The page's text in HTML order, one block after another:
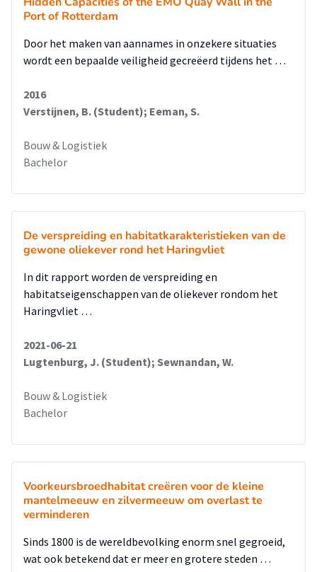
Port of Rotterdam
Door het maken van aannames in onzekere situaties
wordt een bepaalde veiligheid gecreëerd tijdens het …
2016
Verstijnen, B. (Student); Eeman, S.
Bouw & Logistiek
Bachelor
De verspreiding en habitatkarakteristieken van de
gewone oliekever rond het Haringvliet
In dit rapport worden de verspreiding en
habitatseigenschappen van de oliekever rondom het
Haringvliet …
2021-06-21
Lugtenburg, J. (Student); Sewnandan, W.
Bouw & Logistiek
Bachelor
Voorkeursbroedhabitat creëren voor de kleine
mantelmeeuw en zilvermeeuw om overlast te
verminderen
Sinds 1800 is de wereldbevolking enorm snel gegroeid,
wat ook betekend dat er meer en grotere steden …